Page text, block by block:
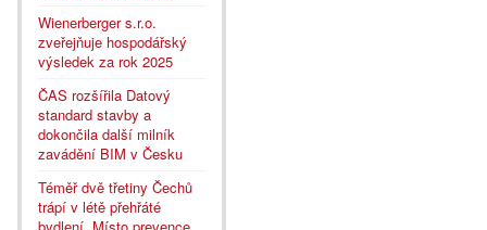
Wienerberger s.r.o.
zveřejňuje hospodářský
výsledek za rok 2025
ČAS rozšířila Datový
standard stavby a
dokončila další milník
zavádění BIM v Česku
Téměř dvě třetiny Čechů
trápí v létě přehřáté